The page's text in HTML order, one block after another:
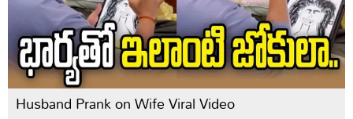
Husband Prank on Wife Viral Video